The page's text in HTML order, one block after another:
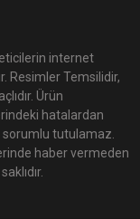
internet
Resimler Temsilidir,
Ürün
hatalardan
sorumlu tutulamaz.
haber vermeden